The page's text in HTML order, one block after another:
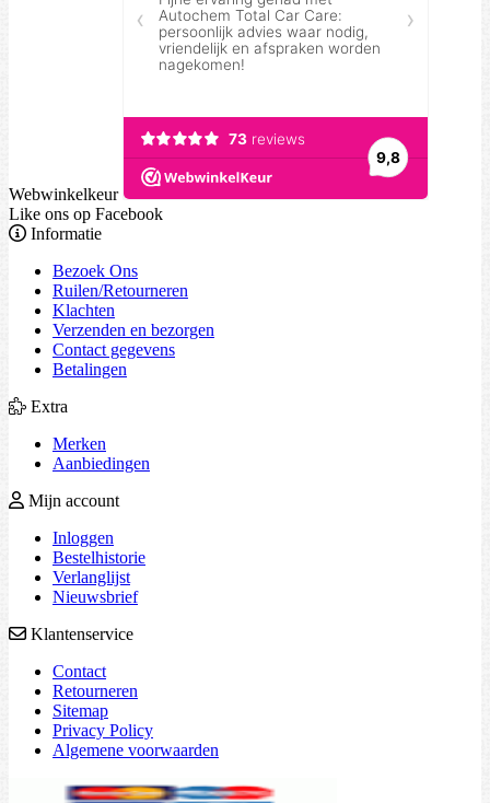
Webwinkelkeur
Like ons op Facebook
Informatie
Bezoek Ons
Ruilen/Retourneren
Klachten
Verzenden en bezorgen
Contact gegevens
Betalingen
Extra
Merken
Aanbiedingen
Mijn account
Inloggen
Bestelhistorie
Verlanglijst
Nieuwsbrief
Klantenservice
Contact
Retourneren
Sitemap
Privacy Policy
Algemene voorwaarden